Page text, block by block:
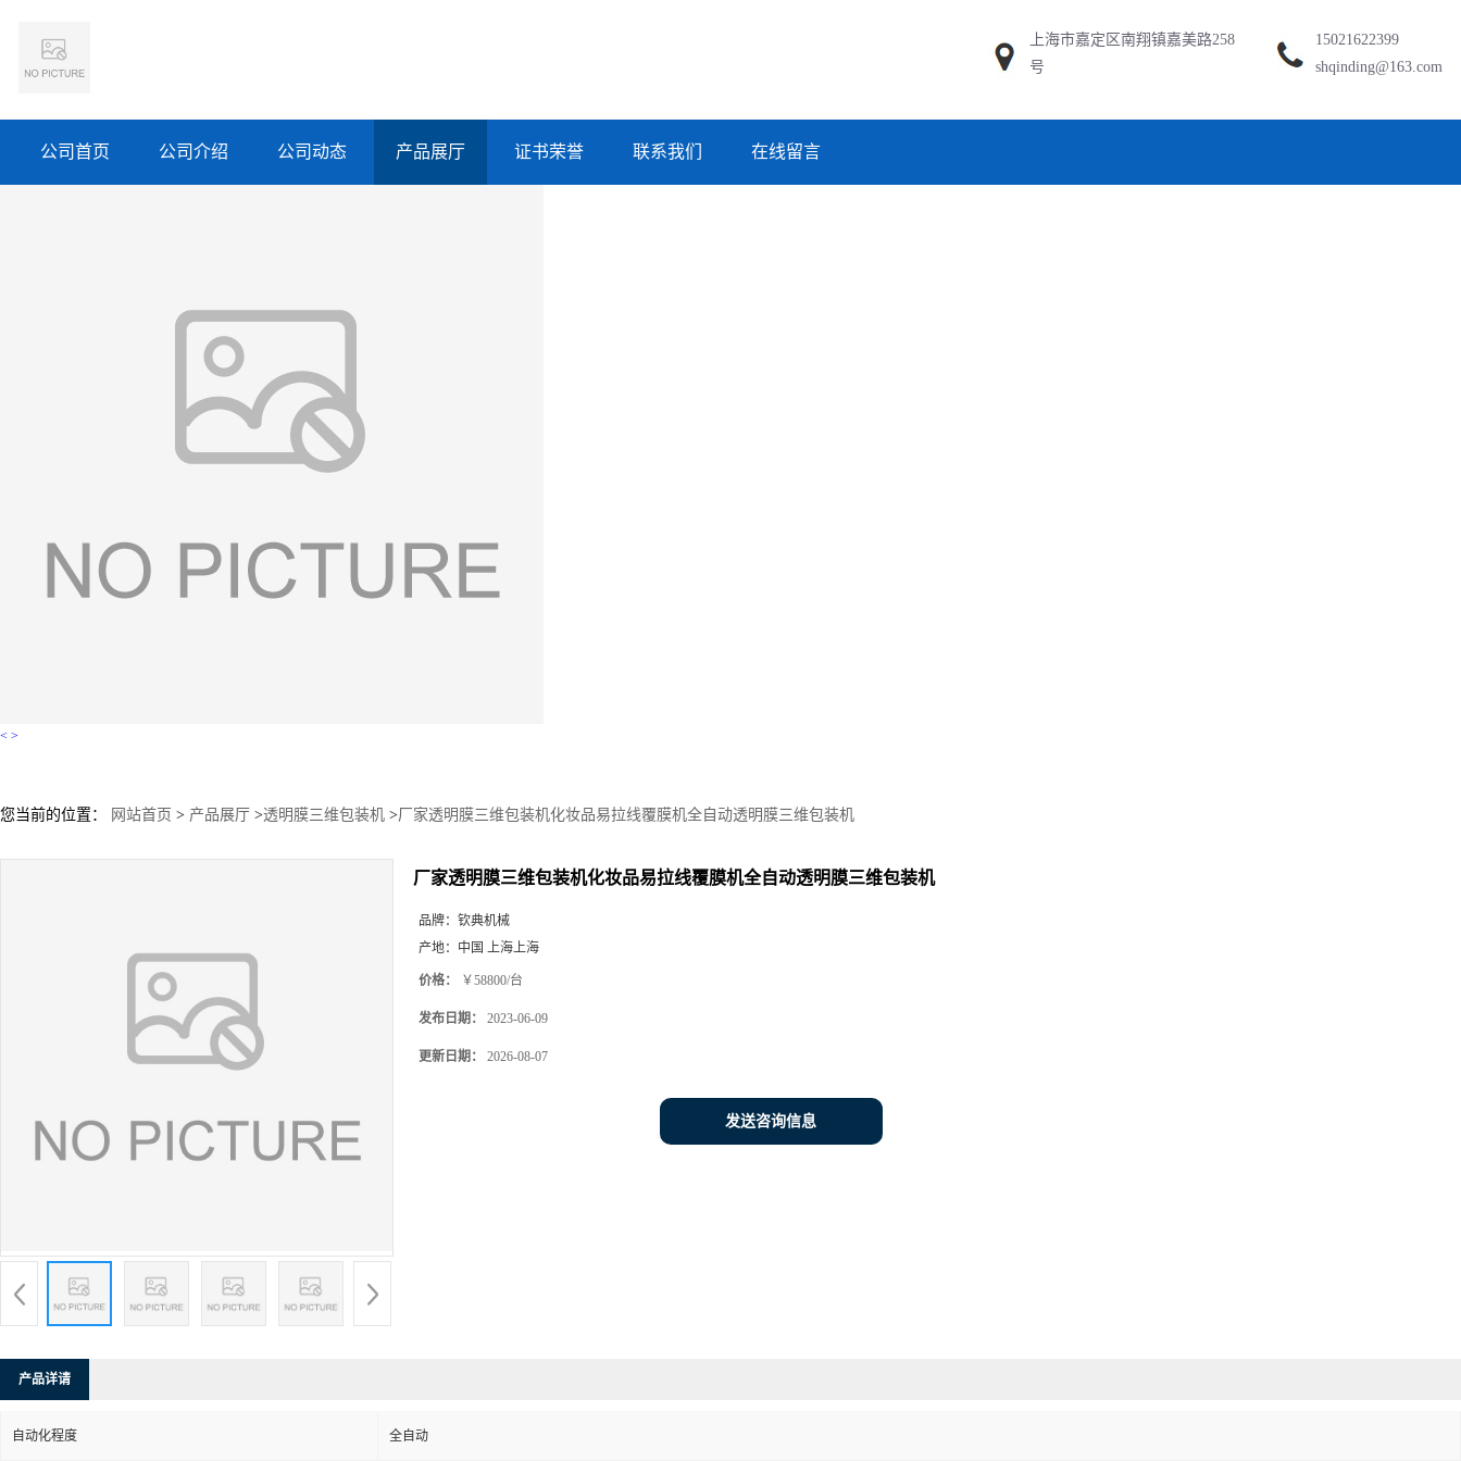
上海市嘉定区南翔镇嘉美路258
号
15021622399
shqinding@163.com
公司首页 公司介绍 公司动态 产品展厅 证书荣誉 联系我们 在线留言
< >
您当前的位置： 网站首页 > 产品展厅 >透明膜三维包装机 >厂家透明膜三维包装机化妆品易拉线覆膜机全自动透明膜三维包装机
厂家透明膜三维包装机化妆品易拉线覆膜机全自动透明膜三维包装机
品牌： 钦典机械
产地： 中国 上海上海
价格： ￥58800/台
发布日期： 2023-06-09
更新日期： 2026-08-07
发送咨询信息
产品详请
自动化程度 全自动